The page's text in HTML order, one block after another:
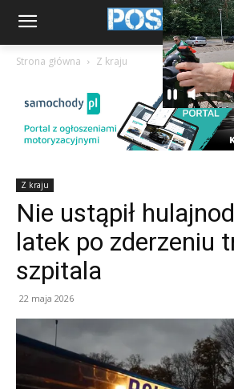
Strona główna Z kraju
Z kraju
Nie ustąpił
latek po zderzeniu
szpitala
22 maja 2026